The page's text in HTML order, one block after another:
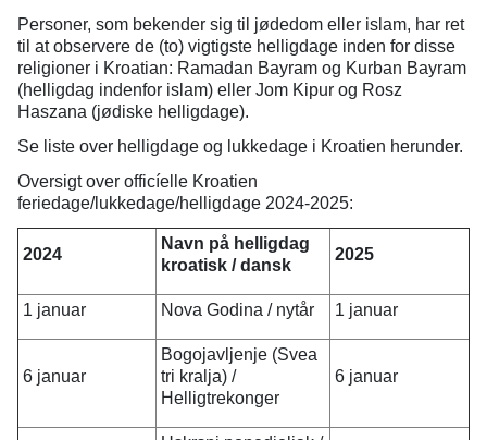
Personer, som bekender sig til jødedom eller islam, har ret
til at observere de (to) vigtigste helligdage inden for disse
religioner i Kroatian: Ramadan Bayram og Kurban Bayram
(helligdag indenfor islam) eller Jom Kipur og Rosz
Haszana (jødiske helligdage).
Se liste over helligdage og lukkedage i Kroatien herunder.
Oversigt over officíelle Kroatien
feriedage/lukkedage/helligdage 2024-2025:
2024
Navn på helligdag
kroatisk / dansk
2025
1 januar Nova Godina / nytår 1 januar
6 januar
Bogojavljenje (Svea
tri kralja) /
Helligtrekonger
6 januar